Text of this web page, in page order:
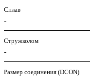
Сплав
-
Стружколом
-
Размер соединения (DCON)